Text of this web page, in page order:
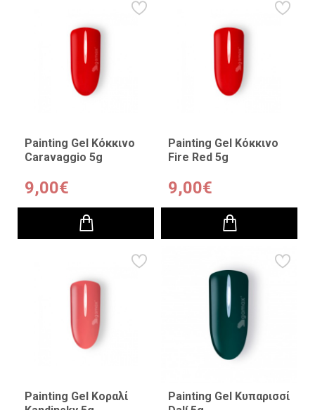
Painting Gel Κόκκινο
Caravaggio 5g
9,00€
Painting Gel Κόκκινο
Fire Red 5g
9,00€
Painting Gel Κοραλί
Painting Gel Κυπαρισσί